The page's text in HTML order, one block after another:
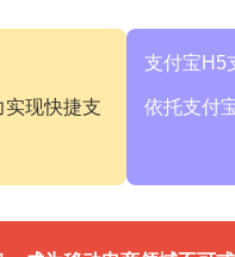
实现快捷支
支付宝H5
依托支付